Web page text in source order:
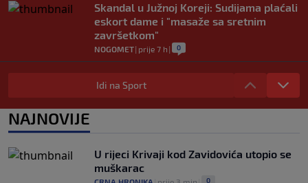
Skandal u Južnoj Koreji: Sudijama plaćali
eskort dame i "masaže sa sretnim
završetkom"
NOGOMET| prije 7 h | 0
Barcelona poslala prvu ponudu za
Rodrija, Manchester City traži znatno
0
trener u historiji i jedan od najplaćenijih
selektora svijeta
Idi na Sport
NAJNOVIJE
U rijeci Krivaji kod Zavidovića utopio se
muškarac
0